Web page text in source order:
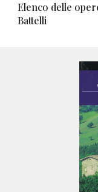
Elenco delle
Battelli